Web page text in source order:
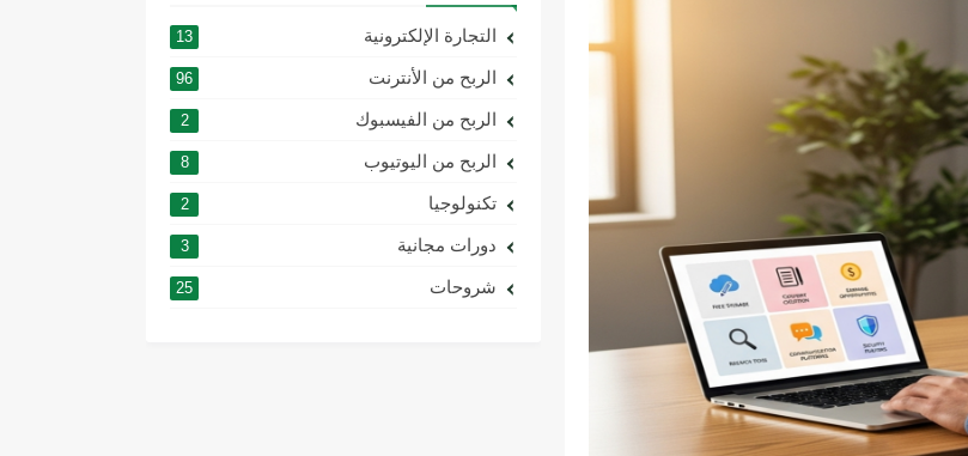
التجارة الإلكترونية 13
الربح من الأنترنت 96
الربح من الفيسبوك 2
الربح من اليوتيوب 8
تكنولوجيا 2
دورات مجانية 3
شروحات 25